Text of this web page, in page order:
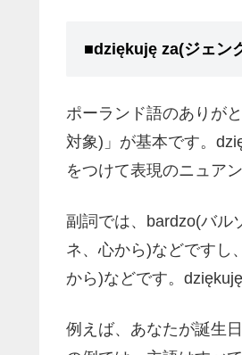
■dziękuję za(ジェン
ポーランド語のありが
対象)」が基本です。
をつけて表現のニュア
副詞では、bardzo(バル
ネ、心から)などですし
から)などです。
例えば、あなたが誕生